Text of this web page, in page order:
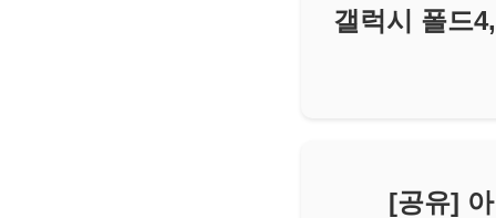
갤럭시 폴드
[공유] 아